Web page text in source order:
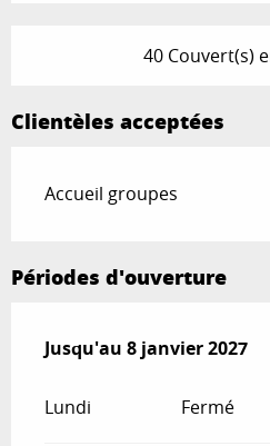
40 Couvert(s)
Clientèles acceptées
Accueil groupes
Périodes d'ouverture
Du9 janvier 2026au8
Jusqu'au 8 janvier 2027
Lundi Fermé